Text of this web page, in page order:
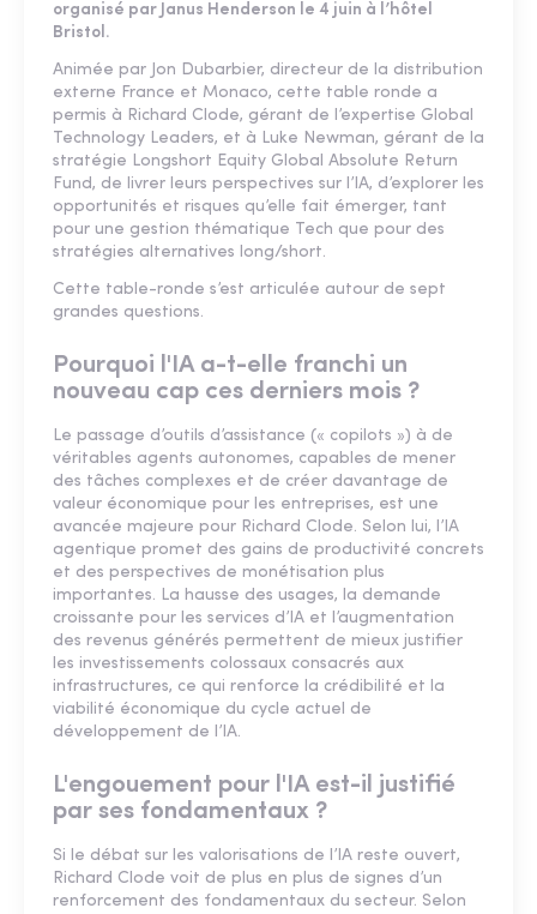
organisé par Janus Henderson le 4 juin à l’hôtel
Bristol.
Animée par Jon Dubarbier, directeur de la distribution
externe France et Monaco, cette table ronde a
permis à Richard Clode, gérant de l’expertise Global
Technology Leaders, et à Luke Newman, gérant de la
stratégie Longshort Equity Global Absolute Return
Fund, de livrer leurs perspectives sur l’IA, d’explorer les
opportunités et risques qu’elle fait émerger, tant
pour une gestion thématique Tech que pour des
stratégies alternatives long/short.
Cette table-ronde s’est articulée autour de sept
grandes questions.
Pourquoi l'IA a-t-elle franchi un
nouveau cap ces derniers mois ?
Le passage d’outils d’assistance (« copilots ») à de
véritables agents autonomes, capables de mener
des tâches complexes et de créer davantage de
valeur économique pour les entreprises, est une
avancée majeure pour Richard Clode. Selon lui, l’IA
agentique promet des gains de productivité concrets
et des perspectives de monétisation plus
importantes. La hausse des usages, la demande
croissante pour les services d’IA et l’augmentation
des revenus générés permettent de mieux justifier
les investissements colossaux consacrés aux
infrastructures, ce qui renforce la crédibilité et la
viabilité économique du cycle actuel de
développement de l’IA.
L'engouement pour l'IA est-il justifié
par ses fondamentaux ?
Si le débat sur les valorisations de l’IA reste ouvert,
Richard Clode voit de plus en plus de signes d’un
renforcement des fondamentaux du secteur. Selon